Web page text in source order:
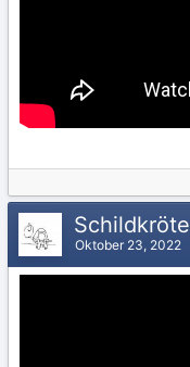
Schildkröte
Oktober 23, 2022